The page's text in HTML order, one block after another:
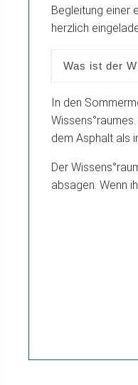
Begleitung einer
herzlich
Was ist der
In den
dem Asphalt als
Der
absagen. Wenn